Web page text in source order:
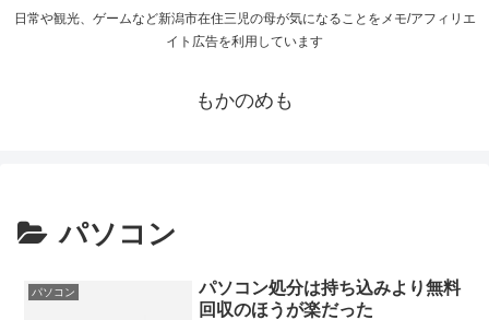
日常や観光、ゲームなど新潟市在住三児の母が気になることをメモ/アフィリエ
イト広告を利用しています
もかのめも
パソコン
パソコン
パソコン処分は持ち込みより無料
回収のほうが楽だった